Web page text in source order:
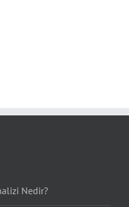
Nedir?